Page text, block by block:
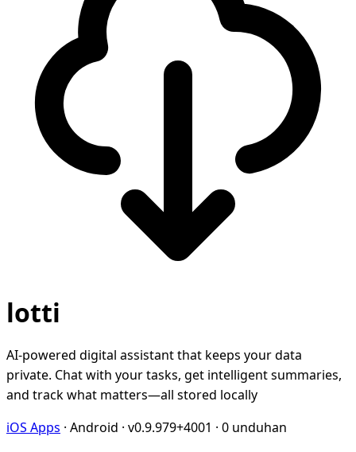
lotti
AI-powered digital assistant that keeps your data
private. Chat with your tasks, get intelligent summaries,
and track what matters—all stored locally
iOS Apps · Android · v0.9.979+4001 · 0 unduhan